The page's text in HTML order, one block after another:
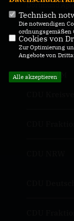
Dortmund
Menschen im
Politik ein und
Zukunft.
IMPRESSUM
Technisch
Die notwendigen
ordnungsgemäßen
Cookies von
Zur Optimierung
Angebote von
Alle akzeptieren